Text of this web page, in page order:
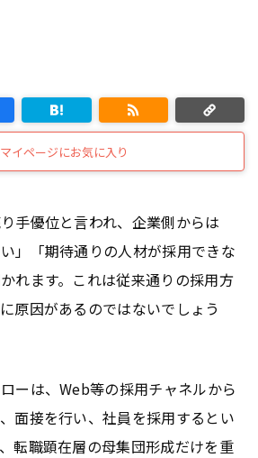
マイページにお気に入り
手優位と言われ、企業側からは
」「期待通りの人材が採用できな
れます。これは従来通りの採用方
原因があるのではないでしょう
ーは、Web等の採用チャネルから
面接を行い、社員を採用するとい
転職顕在層の母集団形成だけを重